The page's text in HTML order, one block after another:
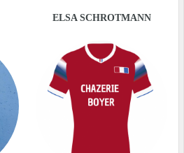
ELSA SCHROTMANN